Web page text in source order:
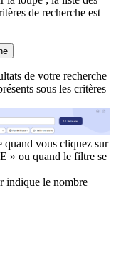
de recherche est
de votre recherche
sous les critères
quand vous cliquez sur
» ou quand le filtre se
indique le nombre